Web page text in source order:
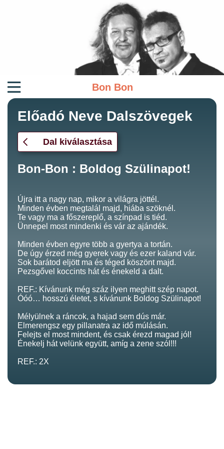
Bon Bon
Előadó Neve Dalszövegek
Dal kiválasztása
Bon-Bon : Boldog Szülinapot!
Újra itt a nagy nap, mikor a világra jöttél.
Minden évben megtalál majd, hiába szöknél.
Te vagy ma a főszereplő, a színpad is tiéd.
Ünnepel most mindenki és vár az ajándék.
Minden évben egyre több a gyertya a tortán.
De úgy érzed még gyerek vagy és ezer kaland vár.
Sok barátod eljött ma és téged köszönt majd.
Pezsgővel koccints hát és énekeld a dalt.
REF.: Kívánunk még száz ilyen meghitt szép napot.
Óóó… hosszú életet, s kívánunk Boldog Szülinapot!
Mélyülnek a ráncok, a hajad sem dús már.
Elmerengsz egy pillanatra az idő múlásán.
Felejts el most mindent, és csak érezd magad jól!
Énekelj hát velünk együtt, amíg a zene szól!!!
REF.: 2X